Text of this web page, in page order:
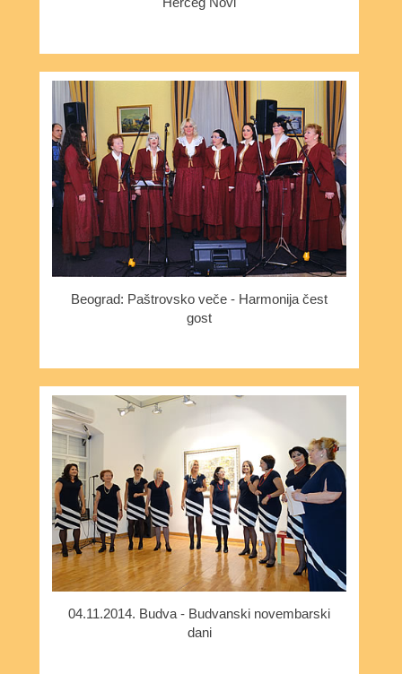
Beograd: Paštrovsko veče - Harmonija čest
gost
04.11.2014. Budva - Budvanski novembarski
dani